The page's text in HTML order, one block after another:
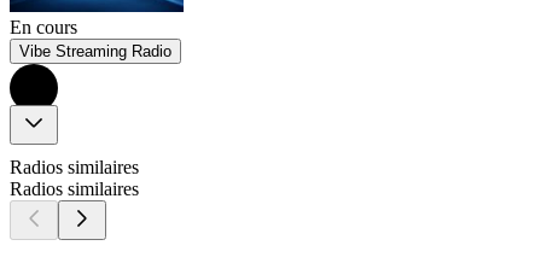
En cours
Vibe Streaming Radio
Radios similaires
Radios similaires